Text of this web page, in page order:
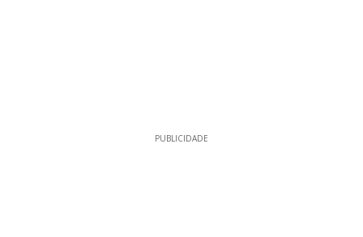
PUBLICIDADE